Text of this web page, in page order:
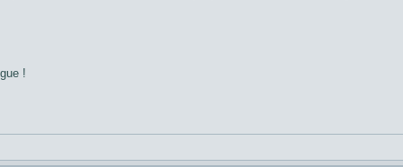
!